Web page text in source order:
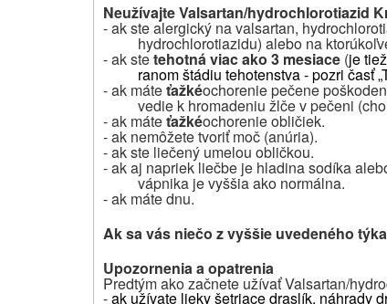
Neužívajte Valsartan/hydrochlorotiazid
- ak ste alergický na valsartan,
hydrochlorotiazidu) alebo na
- ak stetehotná viac ako 3 mesiace (je
ranom štádiu tehotenstva - pozri časť
- ak máteťažkéochorenie pečene
vedie k hromadeniu žlče v pečeni
- ak máteťažkéochorenie obličiek.
- ak nemôžete tvoriť moč (anúria).
- ak ste liečený umelou obličkou.
- ak aj napriek liečbe je hladina sodíka
vápnika je vyššia ako normálna.
- ak máte dnu.
Ak sa vás niečo z vyššie uvedeného
Upozornenia a opatrenia
Predtým ako začnete užívať Valsartan/
-ak užívate lieky šetriace draslík, náhrady